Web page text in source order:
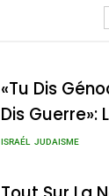
Vanessa De
«Tu Dis
Dis Guerre»:
Nouvelle
ISRAÉL JUDAISME